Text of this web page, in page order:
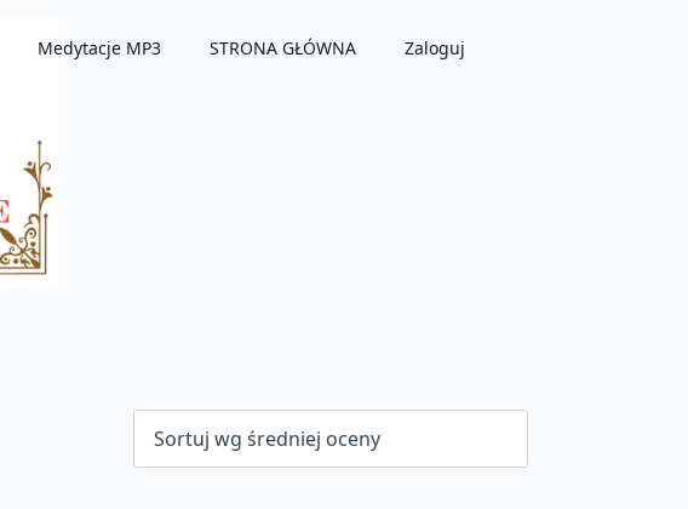
Medytacje MP3 STRONA GŁÓWNA Zaloguj